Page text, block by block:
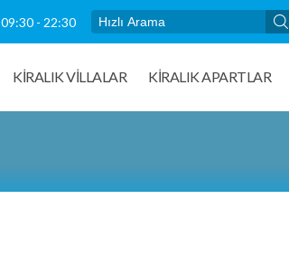
09:30 - 22:30
KIRALIK VILLALAR KİRALIK APARTLAR